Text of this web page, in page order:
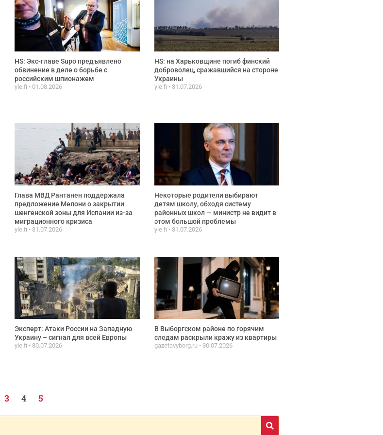
HS: Экс-главе Supo предъявлено
обвинение в деле о борьбе с
российским шпионажем
yle.fi 01.08.2026
HS: на Харьковщине погиб финский
доброволец, сражавшийся на стороне
Украины
yle.fi 31.07.2026
Глава МВД Рантанен поддержала
предложение Мелони о закрытии
шенгенской зоны для Испании из-за
миграционного кризиса
yle.fi 31.07.2026
Некоторые родители выбирают
детям школу, обходя систему
районных школ — министр не видит в
этом большой проблемы
yle.fi 31.07.2026
Эксперт: Атаки России на Западную
Украину – сигнал для всей Европы
yle.fi 30.07.2026
В Выборгском районе по горячим
следам раскрыли кражу из квартиры
gazetavyborg.ru 30.07.2026
3 4 5